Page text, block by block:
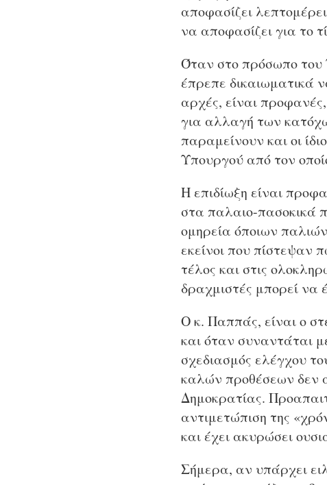
αποφασίζει
να αποφασίζει για το
Όταν στο πρόσωπο του
έπρεπε δικαιωματικά
αρχές, είναι
για αλλαγή των
παραμείνουν και οι
Υπουργού από τον
Η επιδίωξη είναι
στα παλαιο-πασοκικά
ομηρεία όποιων
εκείνοι που πίστεψαν
τέλος και στις
δραχμιστές μπορεί να
Ο κ. Παππάς, είναι ο
και όταν συναντάται
σχεδιασμός ελέγχου
καλών προθέσεων δεν
Δημοκρατίας.
αντιμετώπιση της
και έχει ακυρώσει
Σήμερα, αν υπάρχει